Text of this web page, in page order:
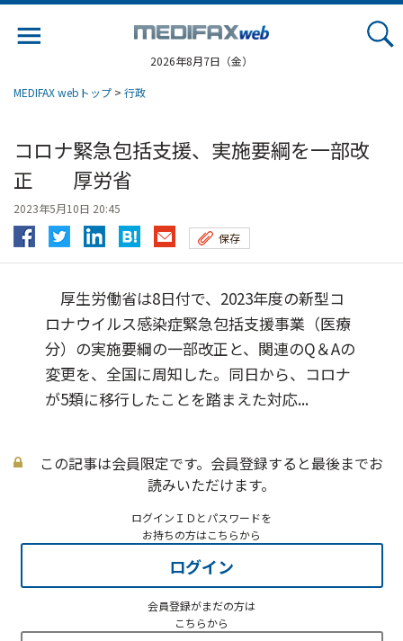
2026年8月7日（金）
MEDIFAX webトップ > 行政
コロナ緊急包括支援、実施要綱を一部改
正 厚労省
2023年5月10日 20:45
保存
厚生労働省は8日付で、2023年度の新型コ
ロナウイルス感染症緊急包括支援事業（医療
分）の実施要綱の一部改正と、関連のQ＆Aの
変更を、全国に周知した。同日から、コロナ
が5類に移行したことを踏まえた対応...
この記事は会員限定です。会員登録すると最後までお
読みいただけます。
ログインＩＤとパスワードを
お持ちの方はこちらから
ログイン
会員登録がまだの方は
こちらから